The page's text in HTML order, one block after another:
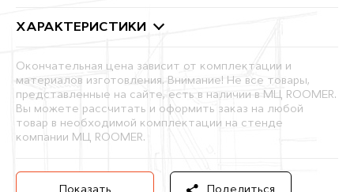
ХАРАКТЕРИСТИКИ
Окончательная цена зависит от комплектации и
материалов изготовления. Внимание! Не все товары,
представленные на сайте, есть в наличии в МЦ ROOMER.
Вы можете рассчитать и оформить заказ на любой
товар в необходимой комплектации на стенде
компании МЦ ROOMER.